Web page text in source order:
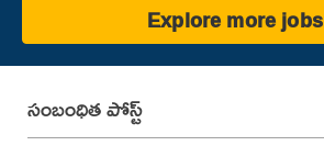
Explore more jobs
సంబంధిత పోస్ట్